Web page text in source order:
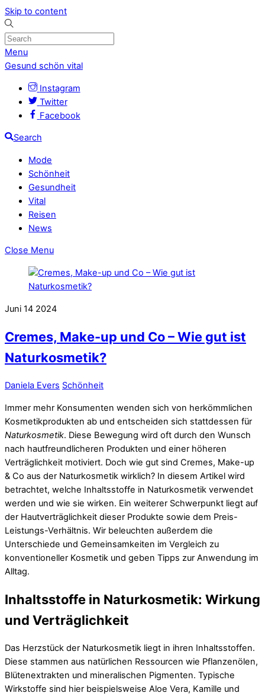
Skip to content
Menu
Gesund schön vital
Instagram
Twitter
Facebook
Search
Mode
Schönheit
Gesundheit
Vital
Reisen
News
Close Menu
Juni 14 2024
Cremes, Make-up und Co – Wie gut ist
Naturkosmetik?
Daniela Evers Schönheit
Immer mehr Konsumenten wenden sich von herkömmlichen
Kosmetikprodukten ab und entscheiden sich stattdessen für
Naturkosmetik. Diese Bewegung wird oft durch den Wunsch
nach hautfreundlicheren Produkten und einer höheren
Verträglichkeit motiviert. Doch wie gut sind Cremes, Make-up
& Co aus der Naturkosmetik wirklich? In diesem Artikel wird
betrachtet, welche Inhaltsstoffe in Naturkosmetik verwendet
werden und wie sie wirken. Ein weiterer Schwerpunkt liegt auf
der Hautverträglichkeit dieser Produkte sowie dem Preis-
Leistungs-Verhältnis. Wir beleuchten außerdem die
Unterschiede und Gemeinsamkeiten im Vergleich zu
konventioneller Kosmetik und geben Tipps zur Anwendung im
Alltag.
Inhaltsstoffe in Naturkosmetik: Wirkung
und Verträglichkeit
Das Herzstück der Naturkosmetik liegt in ihren Inhaltsstoffen.
Diese stammen aus natürlichen Ressourcen wie Pflanzenölen,
Blütenextrakten und mineralischen Pigmenten. Typische
Wirkstoffe sind hier beispielsweise Aloe Vera, Kamille und